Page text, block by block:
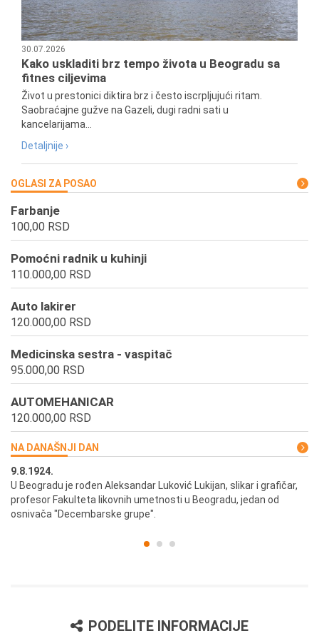
30.07.2026
Kako uskladiti brz tempo života u Beogradu sa
fitnes ciljevima
Život u prestonici diktira brz i često iscrpljujući ritam.
Saobraćajne gužve na Gazeli, dugi radni sati u
kancelarijama...
Detaljnije ›
OGLASI ZA POSAO
Farbanje
100,00 RSD
Pomoćni radnik u kuhinji
110.000,00 RSD
Auto lakirer
120.000,00 RSD
Medicinska sestra - vaspitač
95.000,00 RSD
AUTOMEHANICAR
120.000,00 RSD
NA DANAŠNJI DAN
9.8.1924.
U Beogradu je rođen Aleksandar Luković Lukijan, slikar i grafičar,
profesor Fakulteta likovnih umetnosti u Beogradu, jedan od
osnivača "Decembarske grupe".
PODELITE INFORMACIJE